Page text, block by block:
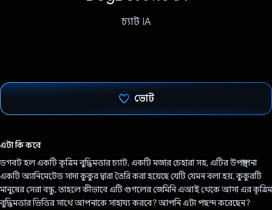
চ্যাট IA
ভোট
এটা কি করে
ডগবট হল একটি কৃত্রিম বুদ্ধিমত্তার চ্যাট, একটি মজার চেহারা সহ, এটির উপস্থাপনা
একটি অ্যানিমেটেড সাদা কুকুর দ্বারা তৈরি করা হয়েছে যেটি যেমন বলা হয়, কুকুরটি
মানুষের সেরা বন্ধু, তাহলে কীভাবে এটি গুগলের জেমিনি এআই থেকে আসা এর কৃত্রিম
বুদ্ধিমত্তার ভিত্তির সাথে আপনাকে সাহায্য করবে? আপনি এটা পছন্দ করেছেন?